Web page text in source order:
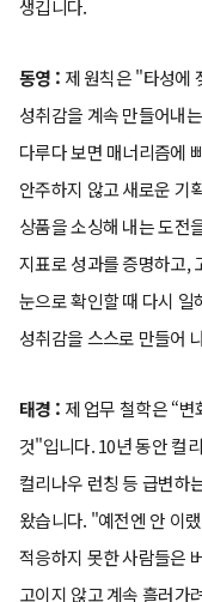
생깁니다.
동영 : 제 원칙은 "타성에
성취감을 계속 만들어내
다루다 보면 매너리즘에
안주하지 않고 새로운 기
상품을 소싱해 내는 도전
지표로 성과를 증명하고,
눈으로 확인할 때 다시 일
성취감을 스스로 만들어
태경 : 제 업무 철학은 “
것"입니다. 10년 동안 컬
컬리나우 런칭 등 급변하
왔습니다. "예전엔 안 이
적응하지 못한 사람들은
고이지 않고 계속 흘러가